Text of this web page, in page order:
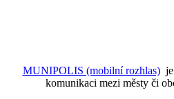
MUNIPOLIS (mobilní rozhlas)je
komunikaci mezi městy či